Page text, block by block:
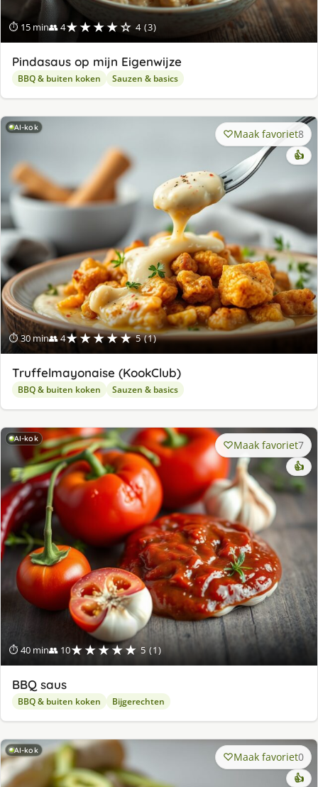
⏱ 15 min👥 4★★★★☆ 4 (3)
Pindasaus op mijn Eigenwijze
BBQ & buiten koken Sauzen & basics
AI-kok
⏱ 30 min👥 4★★★★★ 5 (1)
Maak favoriet8
👍
Truffelmayonaise (KookClub)
BBQ & buiten koken Sauzen & basics
AI-kok
⏱ 40 min👥 10★★★★★ 5 (1)
Maak favoriet7
👍
BBQ saus
BBQ & buiten koken Bijgerechten
AI-kok Maak favoriet0
👍